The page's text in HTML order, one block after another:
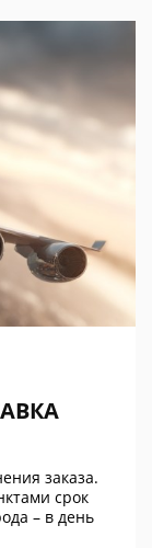
заказа.
срок
– в день